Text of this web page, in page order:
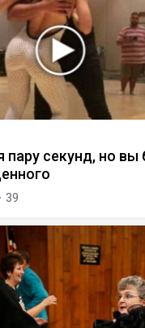
пару секунд, но вы
39